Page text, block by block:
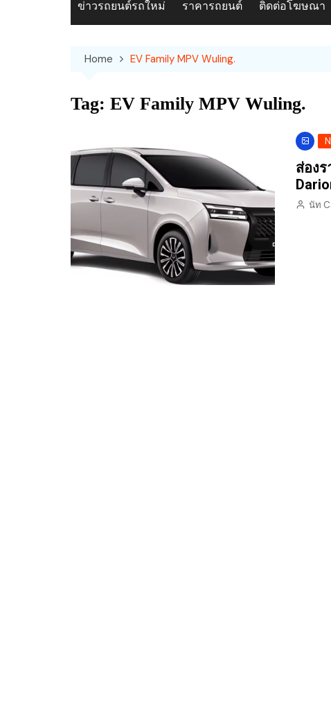
ข่าวรถยนต์รถใหม่ ราคารถยนต์ ติดต่อโฆษณา
Home EV Family MPV Wuling.
Tag: EV Family MPV Wuling.
ส่อง
นัท